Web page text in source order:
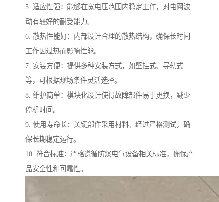
5. 适应性强：能够在宽电压范围内稳定工作，对电网波
动有较好的耐受能力。
6. 散热性能好：内部设计合理的散热结构，确保长时间
工作因过热而影响性能。
7. 安装方便：提供多种安装方式，如壁挂式、导轨式
等，可根据现场条件灵活选择。
8. 维护简单：模块化设计使得故障部件易于更换，减少
停机时间。
9. 使用寿命长：关键部件采用材料，经过严格测试，确
保长期稳定运行。
10. 符合标准：严格遵循防爆电气设备相关标准，确保产
品安全性和可靠性。